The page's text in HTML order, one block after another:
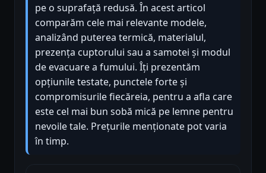
pe o suprafață redusă. În acest articol
comparăm cele mai relevante modele,
analizând puterea termică, materialul,
prezența cuptorului sau a samotei și modul
de evacuare a fumului. Îți prezentăm
opțiunile testate, punctele forte și
compromisurile fiecăreia, pentru a afla care
este cel mai bun sobă mică pe lemne pentru
nevoile tale. Prețurile menționate pot varia
în timp.